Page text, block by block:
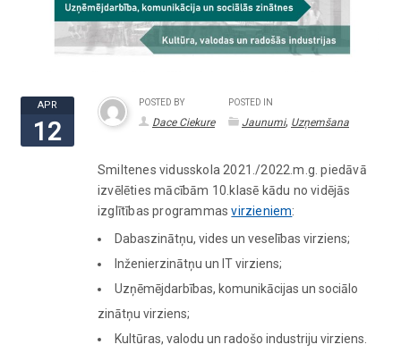
APR
12
POSTED BY
Dace Ciekure
POSTED IN
Jaunumi, Uzņemšana
Smiltenes vidusskola 2021./2022.m.g. piedāvā
izvēlēties mācībām 10.klasē kādu no vidējās
izglītības programmasvirzieniem:
Dabaszinātņu, vides un veselības virziens;
Inženierzinātņu un IT virziens;
Uzņēmējdarbības, komunikācijas un sociālo
zinātņu virziens;
Kultūras, valodu un radošo industriju virziens.